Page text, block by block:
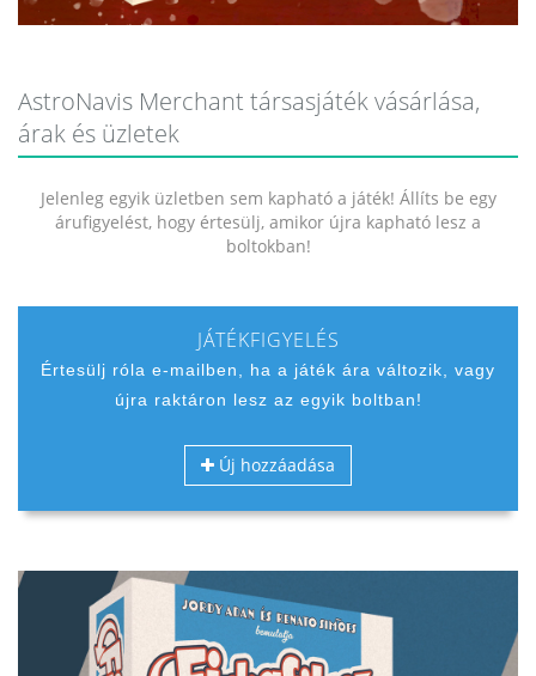
AstroNavis Merchant társasjáték vásárlása,
árak és üzletek
Jelenleg egyik üzletben sem kapható a játék! Állíts be egy
árufigyelést, hogy értesülj, amikor újra kapható lesz a
boltokban!
JÁTÉKFIGYELÉS
Értesülj róla e-mailben, ha a játék ára változik, vagy
újra raktáron lesz az egyik boltban!
Új hozzáadása